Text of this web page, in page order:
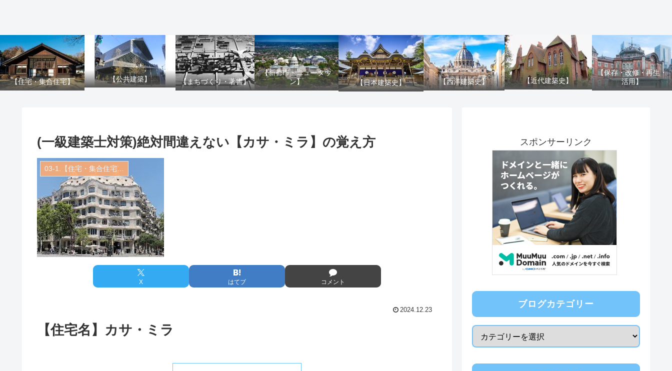
【住宅・集合住宅】 【公共建築】 【まちづくり・著書】
【新都市・ニュータウ
ン】
【日本建築史】 【西洋建築史】 【近代建築史】
【保存・改修・再生・
活用】
(一級建築士対策)絶対間違えない【カサ・ミラ】の覚え方
03-1.【住宅・集合住宅】建築実例
X はてブ コメント
2024.12.23
【住宅名】カサ・ミラ
スポンサーリンク
ブログカテゴリー